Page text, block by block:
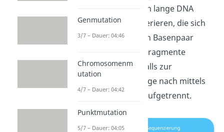
auch, unterschiedlich lange DNA
Bruchstücke zu generieren, die sich
immer um jeweils ein Basenpaar
unterscheiden. Die Fragmente
werden dann ebenfalls zur
Auswertung der Länge nach mittels
Gelelektrophorese aufgetrennt.
Genmutation
3/7 – Dauer: 04:46
Chromosomenm
utation
4/7 – Dauer: 04:42
Punktmutation
5/7 – Dauer: 04:05